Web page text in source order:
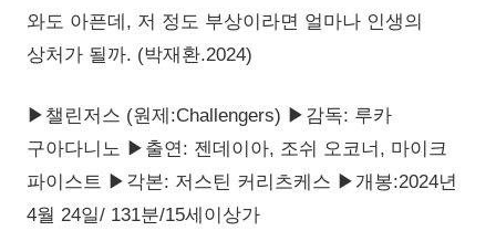
와도 아픈데, 저 정도 부상이라면 얼마나 인생의
상처가 될까. (박재환.2024)
▶챌린저스 (원제:Challengers) ▶감독: 루카
구아다니노 ▶출연: 젠데이아, 조쉬 오코너, 마이크
파이스트 ▶각본: 저스틴 커리츠케스 ▶개봉:2024년
4월 24일/ 131분/15세이상가